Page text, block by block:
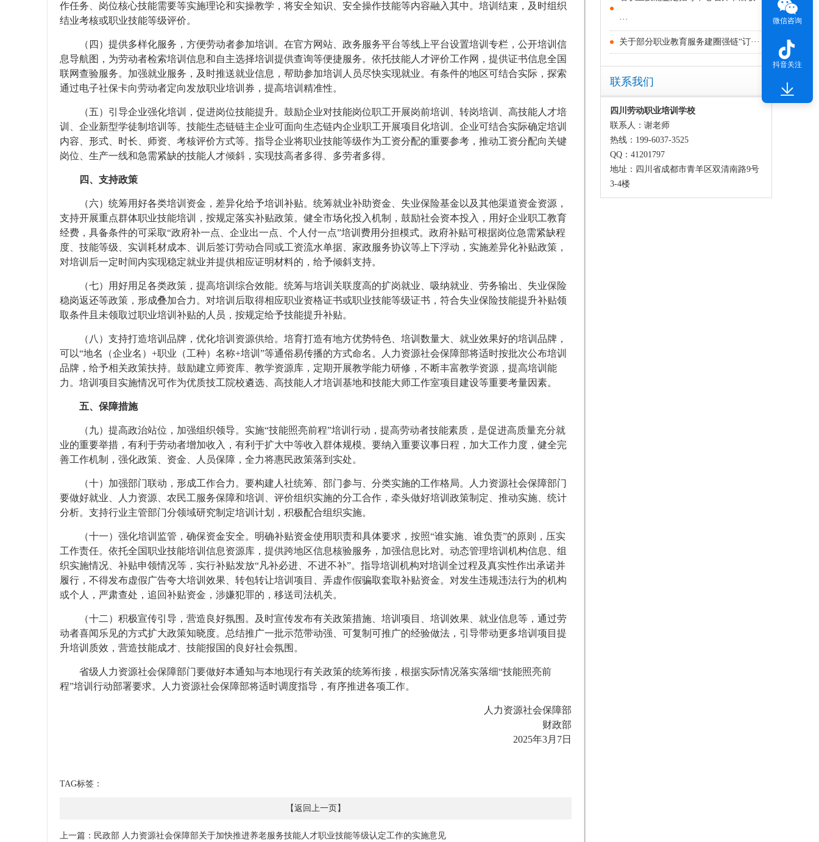
作任务、岗位核心技能需要等实施理论和实操教学，将安全知识、安全操作技能等内容融入其中。培训结束，及时组织
结业考核或职业技能等级评价。
（四）提供多样化服务，方便劳动者参加培训。在官方网站、政务服务平台等线上平台设置培训专栏，公开培训信
息导航图，为劳动者检索培训信息和自主选择培训提供查询等便捷服务。依托技能人才评价工作网，提供证书信息全国
联网查验服务。加强就业服务，及时推送就业信息，帮助参加培训人员尽快实现就业。有条件的地区可结合实际，探索
通过电子社保卡向劳动者定向发放职业培训券，提高培训精准性。
（五）引导企业强化培训，促进岗位技能提升。鼓励企业对技能岗位职工开展岗前培训、转岗培训、高技能人才培
训、企业新型学徒制培训等。技能生态链链主企业可面向生态链内企业职工开展项目化培训。企业可结合实际确定培训
内容、形式、时长、师资、考核评价方式等。指导企业将职业技能等级作为工资分配的重要参考，推动工资分配向关键
岗位、生产一线和急需紧缺的技能人才倾斜，实现技高者多得、多劳者多得。
四、支持政策
（六）统筹用好各类培训资金，差异化给予培训补贴。统筹就业补助资金、失业保险基金以及其他渠道资金资源，
支持开展重点群体职业技能培训，按规定落实补贴政策。健全市场化投入机制，鼓励社会资本投入，用好企业职工教育
经费，具备条件的可采取“政府补一点、企业出一点、个人付一点”培训费用分担模式。政府补贴可根据岗位急需紧缺程
度、技能等级、实训耗材成本、训后签订劳动合同或工资流水单据、家政服务协议等上下浮动，实施差异化补贴政策，
对培训后一定时间内实现稳定就业并提供相应证明材料的，给予倾斜支持。
（七）用好用足各类政策，提高培训综合效能。统筹与培训关联度高的扩岗就业、吸纳就业、劳务输出、失业保险
稳岗返还等政策，形成叠加合力。对培训后取得相应职业资格证书或职业技能等级证书，符合失业保险技能提升补贴领
取条件且未领取过职业培训补贴的人员，按规定给予技能提升补贴。
（八）支持打造培训品牌，优化培训资源供给。培育打造有地方优势特色、培训数量大、就业效果好的培训品牌，
可以“地名（企业名）+职业（工种）名称+培训”等通俗易传播的方式命名。人力资源社会保障部将适时按批次公布培训
品牌，给予相关政策扶持。鼓励建立师资库、教学资源库，定期开展教学能力研修，不断丰富教学资源，提高培训能
力。培训项目实施情况可作为优质技工院校遴选、高技能人才培训基地和技能大师工作室项目建设等重要考量因素。
五、保障措施
（九）提高政治站位，加强组织领导。实施“技能照亮前程”培训行动，提高劳动者技能素质，是促进高质量充分就
业的重要举措，有利于劳动者增加收入，有利于扩大中等收入群体规模。要纳入重要议事日程，加大工作力度，健全完
善工作机制，强化政策、资金、人员保障，全力将惠民政策落到实处。
（十）加强部门联动，形成工作合力。要构建人社统筹、部门参与、分类实施的工作格局。人力资源社会保障部门
要做好就业、人力资源、农民工服务保障和培训、评价组织实施的分工合作，牵头做好培训政策制定、推动实施、统计
分析。支持行业主管部门分领域研究制定培训计划，积极配合组织实施。
（十一）强化培训监管，确保资金安全。明确补贴资金使用职责和具体要求，按照“谁实施、谁负责”的原则，压实
工作责任。依托全国职业技能培训信息资源库，提供跨地区信息核验服务，加强信息比对。动态管理培训机构信息、组
织实施情况、补贴申领情况等，实行补贴发放“凡补必进、不进不补”。指导培训机构对培训全过程及真实性作出承诺并
履行，不得发布虚假广告夸大培训效果、转包转让培训项目、弄虚作假骗取套取补贴资金。对发生违规违法行为的机构
或个人，严肃查处，追回补贴资金，涉嫌犯罪的，移送司法机关。
（十二）积极宣传引导，营造良好氛围。及时宣传发布有关政策措施、培训项目、培训效果、就业信息等，通过劳
动者喜闻乐见的方式扩大政策知晓度。总结推广一批示范带动强、可复制可推广的经验做法，引导带动更多培训项目提
升培训质效，营造技能成才、技能报国的良好社会氛围。
省级人力资源社会保障部门要做好本通知与本地现行有关政策的统筹衔接，根据实际情况落实落细“技能照亮前
程”培训行动部署要求。人力资源社会保障部将适时调度指导，有序推进各项工作。
人力资源社会保障部
财政部
2025年3月7日
TAG标签：
【返回上一页 】
上一篇： 民政部 人力资源社会保障部关于加快推进养老服务技能人才职业技能等级认定工作的实施意见
···
关于部分职业教育服务建圈强链“订···
联系我们
四川劳动职业培训学校
联系人：谢老师
热线：199-6037-3525
QQ：41201797
地址：四川省成都市青羊区双清南路9号
3-4楼
微信咨询
抖音关注